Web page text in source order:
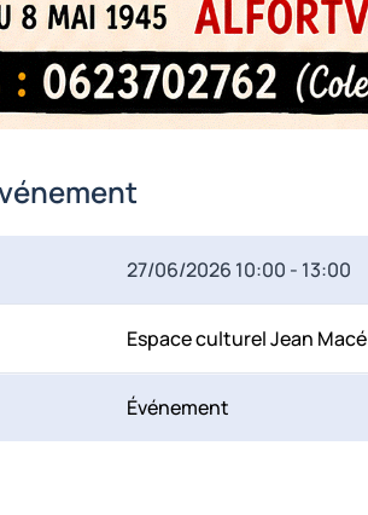
27/06/2026 10:00 - 13:00
Espace culturel Jean Macé
Événement